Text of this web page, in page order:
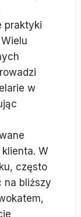
praktyki
w
W
często
na bliższy